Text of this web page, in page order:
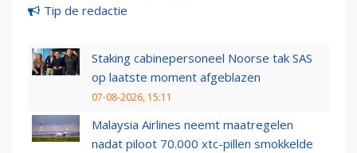
Tip de redactie
Staking cabinepersoneel Noorse tak SAS
op laatste moment afgeblazen
07-08-2026, 15:11
Malaysia Airlines neemt maatregelen
nadat piloot 70.000 xtc-pillen smokkelde